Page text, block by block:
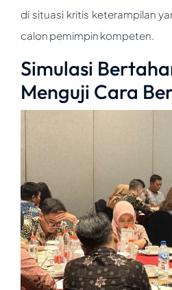
di situasi kritis keterampilan
calon pemimpin kompeten.
Simulasi
Menguji Cara